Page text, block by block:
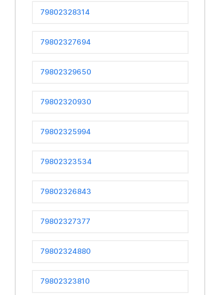
79802328314
79802327694
79802329650
79802320930
79802325994
79802323534
79802326843
79802327377
79802324880
79802323810